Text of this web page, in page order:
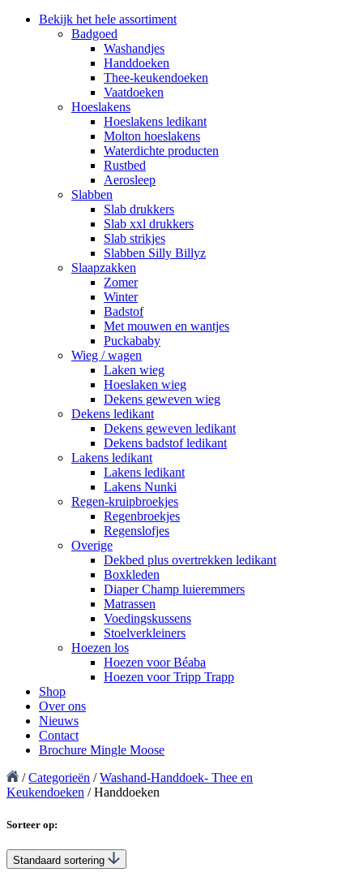
Bekijk het hele assortiment
Badgoed
Washandjes
Handdoeken
Thee-keukendoeken
Vaatdoeken
Hoeslakens
Hoeslakens ledikant
Molton hoeslakens
Waterdichte producten
Rustbed
Aerosleep
Slabben
Slab drukkers
Slab xxl drukkers
Slab strikjes
Slabben Silly Billyz
Slaapzakken
Zomer
Winter
Badstof
Met mouwen en wantjes
Puckababy
Wieg / wagen
Laken wieg
Hoeslaken wieg
Dekens geweven wieg
Dekens ledikant
Dekens geweven ledikant
Dekens badstof ledikant
Lakens ledikant
Lakens ledikant
Lakens Nunki
Regen-kruipbroekjes
Regenbroekjes
Regenslofjes
Overige
Dekbed plus overtrekken ledikant
Boxkleden
Diaper Champ luieremmers
Matrassen
Voedingskussens
Stoelverkleiners
Hoezen los
Hoezen voor Béaba
Hoezen voor Tripp Trapp
Shop
Over ons
Nieuws
Contact
Brochure Mingle Moose
/Categorieën /Washand-Handdoek- Thee en
Keukendoeken / Handdoeken
Sorteer op:
Standaard sortering